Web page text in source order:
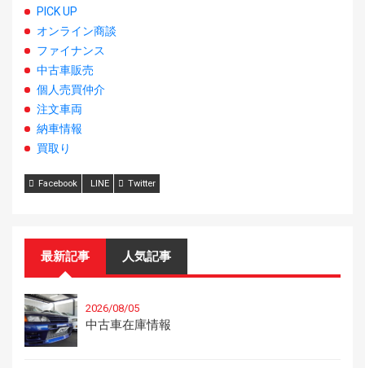
PICK UP
オンライン商談
ファイナンス
中古車販売
個人売買仲介
注文車両
納車情報
買取り
Facebook LINE Twitter
最新記事 人気記事
2026/08/05
中古車在庫情報